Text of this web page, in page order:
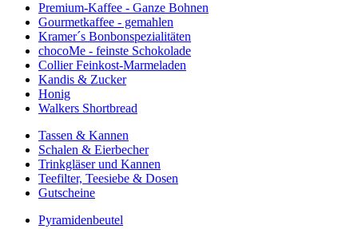
Premium-Kaffee - Ganze Bohnen
Gourmetkaffee - gemahlen
Kramer´s Bonbonspezialitäten
chocoMe - feinste Schokolade
Collier Feinkost-Marmeladen
Kandis & Zucker
Honig
Walkers Shortbread
Tassen & Kannen
Schalen & Eierbecher
Trinkgläser und Kannen
Teefilter, Teesiebe & Dosen
Gutscheine
Pyramidenbeutel